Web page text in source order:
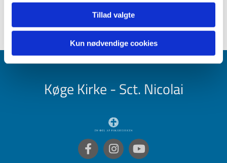
Tillad valgte
Kun nødvendige cookies
Køge Kirke - Sct. Nicolai